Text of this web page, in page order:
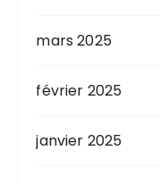
mars 2025
février 2025
janvier 2025